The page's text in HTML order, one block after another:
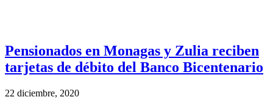
Pensionados en Monagas y Zulia reciben
tarjetas de débito del Banco Bicentenario
22 diciembre, 2020